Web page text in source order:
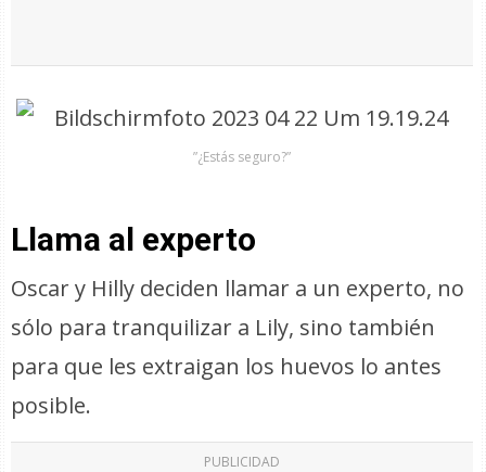
”¿Estás seguro?”
Llama al experto
Oscar y Hilly deciden llamar a un experto, no
sólo para tranquilizar a Lily, sino también
para que les extraigan los huevos lo antes
posible.
PUBLICIDAD